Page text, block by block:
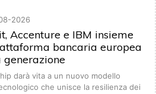
2026
Accenture e IBM insieme
bancaria europea
generazione
darà vita a un nuovo modello
che unisce la resilienza dei